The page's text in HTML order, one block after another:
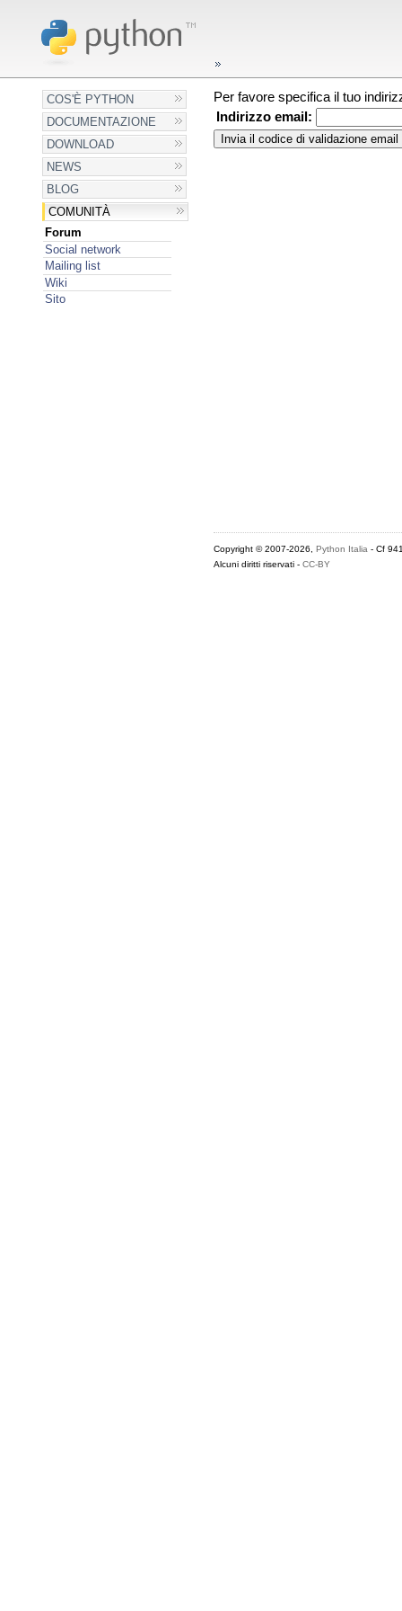
COS'È PYTHON
DOCUMENTAZIONE
DOWNLOAD
NEWS
BLOG
COMUNITÀ
Forum
Social network
Mailing list
Wiki
Sito
Per favore specifica il tuo
Indirizzo email:
Copyright © 2007-2026, Python Italia - Cf
Alcuni diritti riservati - CC-BY